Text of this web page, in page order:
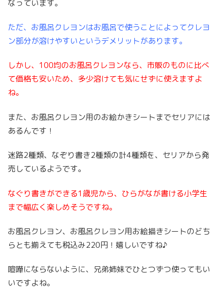
なっています。
ただ、お風呂クレヨンはお風呂で使うことによってクレヨ
ン部分が溶けやすいというデメリットがあります。
しかし、100均のお風呂クレヨンなら、市販のものに比べ
て価格も安いため、多少溶けても気にせずに使えますよ
ね。
また、お風呂クレヨン用のお絵かきシートまでセリアには
あるんです！
迷路2種類、なぞり書き2種類の計4種類を、セリアから発
売しているようです。
なぐり書きができる1歳児から、ひらがなが書ける小学生
まで幅広く楽しめそうですね。
お風呂クレヨン、お風呂クレヨン用お絵描きシートのどち
らとも揃えても税込み220円！嬉しいですね♪
喧嘩にならないように、兄弟姉妹でひとつずつ使ってもい
いですよね。